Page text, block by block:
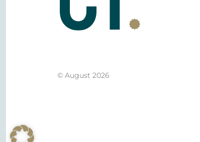
© August 2026